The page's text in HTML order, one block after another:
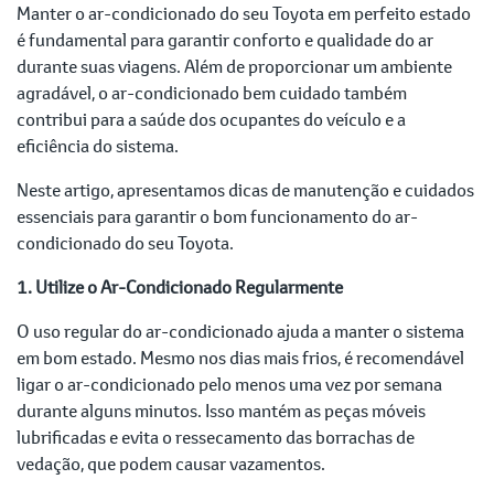
Manter o ar-condicionado do seu Toyota em perfeito estado
é fundamental para garantir conforto e qualidade do ar
durante suas viagens. Além de proporcionar um ambiente
agradável, o ar-condicionado bem cuidado também
contribui para a saúde dos ocupantes do veículo e a
eficiência do sistema.
Neste artigo, apresentamos dicas de manutenção e cuidados
essenciais para garantir o bom funcionamento do ar-
condicionado do seu Toyota.
1. Utilize o Ar-Condicionado Regularmente
O uso regular do ar-condicionado ajuda a manter o sistema
em bom estado. Mesmo nos dias mais frios, é recomendável
ligar o ar-condicionado pelo menos uma vez por semana
durante alguns minutos. Isso mantém as peças móveis
lubrificadas e evita o ressecamento das borrachas de
vedação, que podem causar vazamentos.